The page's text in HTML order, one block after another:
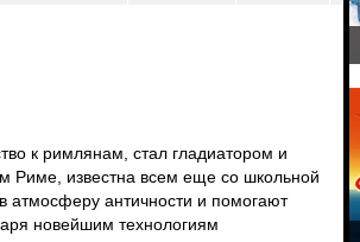
к римлянам, стал гладиатором и
Риме, известна всем еще со школьной
атмосферу античности и помогают
новейшим технологиям